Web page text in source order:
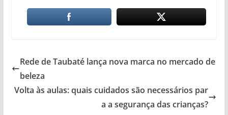
Rede de Taubaté lança nova marca no mercado de
beleza
Volta às aulas: quais cuidados são necessários par
a a segurança das crianças?